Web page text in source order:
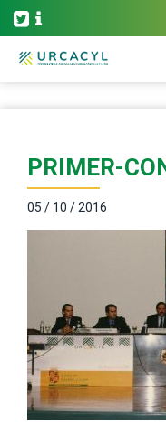
PRIMER-
05 / 10 / 2016